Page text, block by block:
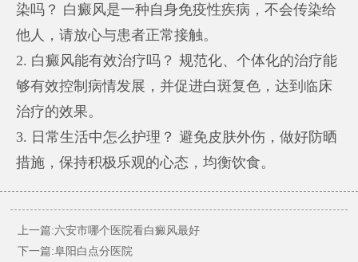
染吗？ 白癜风是一种自身免疫性疾病，不会传染给
他人，请放心与患者正常接触。
2. 白癜风能有效治疗吗？ 规范化、个体化的治疗能
够有效控制病情发展，并促进白斑复色，达到临床
治疗的效果。
3. 日常生活中怎么护理？ 避免皮肤外伤，做好防晒
措施，保持积极乐观的心态，均衡饮食。
上一篇:六安市哪个医院看白癜风最好
下一篇:阜阳白点分医院